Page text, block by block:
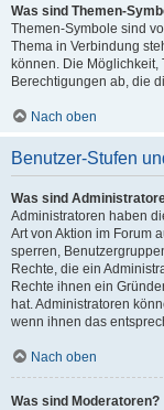
Was sind Themen-
Themen-Symbole sind
Thema in Verbindung
können. Die
Berechtigungen ab, die
Nach oben
Benutzer-Stufen
Was sind
Administratoren haben
Art von Aktion im Forum
sperren,
Rechte, die ein
Rechte ihnen ein
hat. Administratoren
wenn ihnen das
Nach oben
Was sind Moderatoren?